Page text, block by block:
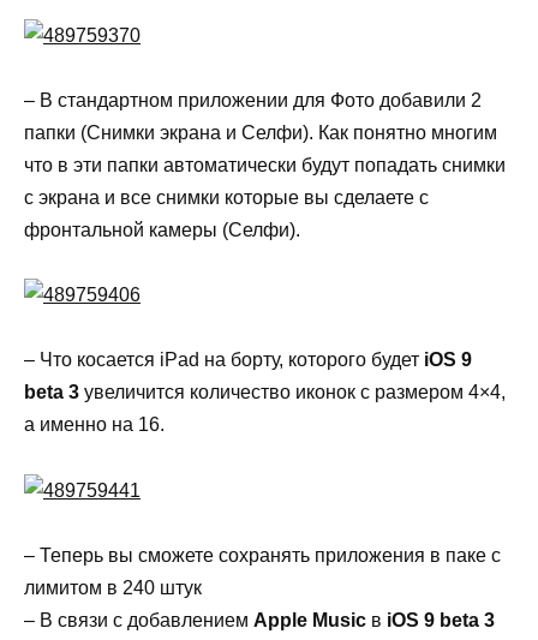
– В стандартном приложении для Фото добавили 2
папки (Снимки экрана и Селфи). Как понятно многим
что в эти папки автоматически будут попадать снимки
с экрана и все снимки которые вы сделаете с
фронтальной камеры (Селфи).
– Что косается iPad на борту, которого будет iOS 9
beta 3 увеличится количество иконок с размером 4×4,
а именно на 16.
– Теперь вы сможете сохранять приложения в паке с
лимитом в 240 штук
– В связи с добавлением Apple Music в iOS 9 beta 3